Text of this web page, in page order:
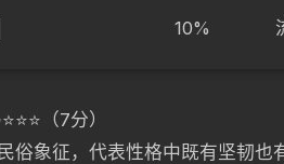
10%
（7分）
俗象征，代表性格中既有坚韧